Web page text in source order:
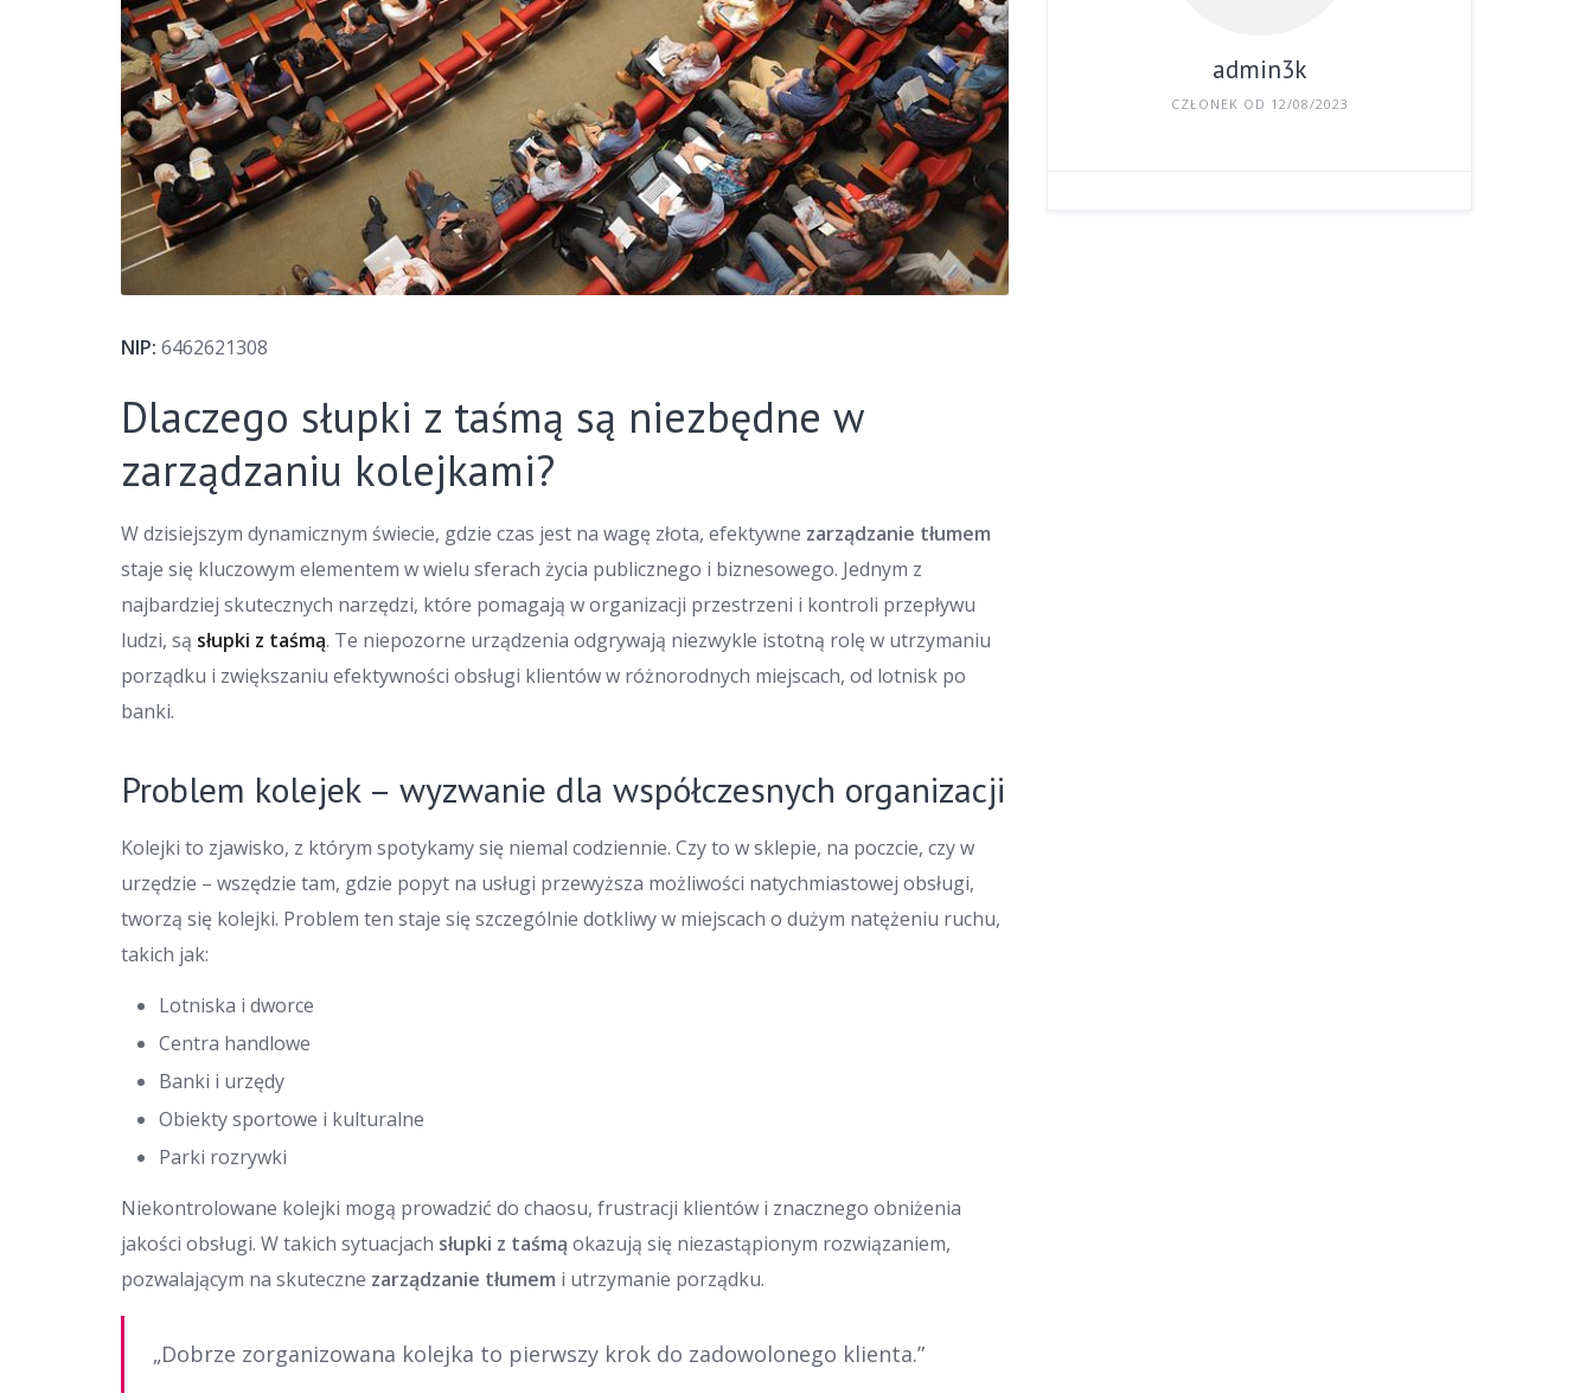
NIP: 6462621308
Dlaczego słupki z taśmą są niezbędne w
zarządzaniu kolejkami?
W dzisiejszym dynamicznym świecie, gdzie czas jest na wagę złota, efektywne zarządzanie tłumem
staje się kluczowym elementem w wielu sferach życia publicznego i biznesowego. Jednym z
najbardziej skutecznych narzędzi, które pomagają w organizacji przestrzeni i kontroli przepływu
ludzi, są słupki z taśmą. Te niepozorne urządzenia odgrywają niezwykle istotną rolę w utrzymaniu
porządku i zwiększaniu efektywności obsługi klientów w różnorodnych miejscach, od lotnisk po
banki.
Problem kolejek – wyzwanie dla współczesnych organizacji
Kolejki to zjawisko, z którym spotykamy się niemal codziennie. Czy to w sklepie, na poczcie, czy w
urzędzie – wszędzie tam, gdzie popyt na usługi przewyższa możliwości natychmiastowej obsługi,
tworzą się kolejki. Problem ten staje się szczególnie dotkliwy w miejscach o dużym natężeniu ruchu,
takich jak:
Lotniska i dworce
Centra handlowe
Banki i urzędy
Obiekty sportowe i kulturalne
Parki rozrywki
Niekontrolowane kolejki mogą prowadzić do chaosu, frustracji klientów i znacznego obniżenia
jakości obsługi. W takich sytuacjach słupki z taśmą okazują się niezastąpionym rozwiązaniem,
pozwalającym na skuteczne zarządzanie tłumem i utrzymanie porządku.
„Dobrze zorganizowana kolejka to pierwszy krok do zadowolonego klienta.”
admin3k
CZŁONEK OD 12/08/2023